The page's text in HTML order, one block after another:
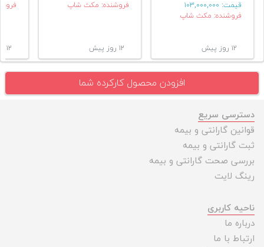
قیمت: ۱۰۳,۰۰۰,۰۰۰
فروشنده: مکث شاپ
۱۲ روز پیش
فروشنده: مکث شاپ
۱۲ روز پیش ۱۲ روز پیش
افزودن محصول کارکرده شما
دسترسی سریع
قوانین گارانتی و بیمه
ثبت گارانتی و بیمه
بررسی صحت گارانتی و بیمه
رینگ لایت
ناحیه کاربری
درباره ما
ارتباط با ما